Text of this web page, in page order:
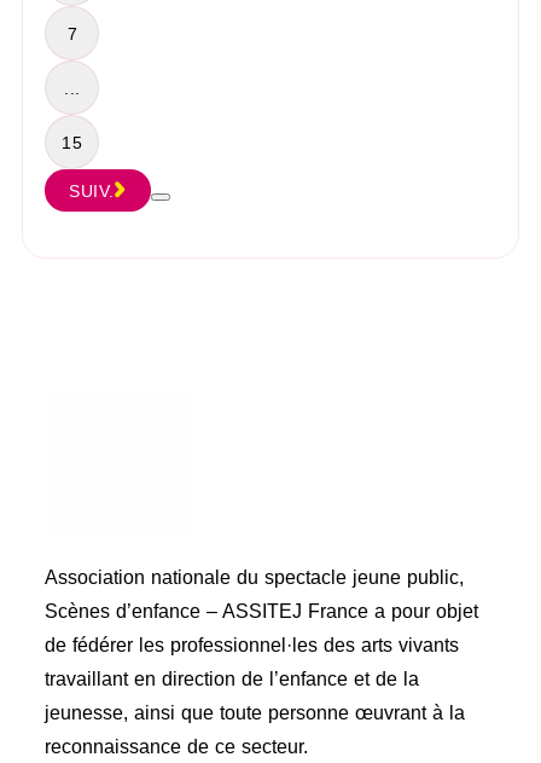
7
15
SUIV.
Association nationale du spectacle jeune public,
Scènes d’enfance – ASSITEJ France a pour objet
de fédérer les professionnel·les des arts vivants
travaillant en direction de l’enfance et de la
jeunesse, ainsi que toute personne œuvrant à la
reconnaissance de ce secteur.